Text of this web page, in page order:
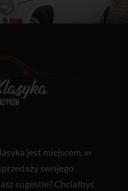
jest miejscem, w
swojego
sugestie? Chciałbyś